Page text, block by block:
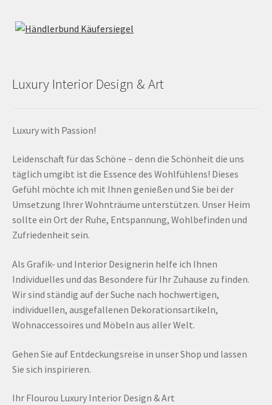
Luxury Interior Design & Art
Luxury with Passion!
Leidenschaft für das Schöne – denn die Schönheit die uns
täglich umgibt ist die Essence des Wohlfühlens! Dieses
Gefühl möchte ich mit Ihnen genießen und Sie bei der
Umsetzung Ihrer Wohnträume unterstützen. Unser Heim
sollte ein Ort der Ruhe, Entspannung, Wohlbefinden und
Zufriedenheit sein.
Als Grafik- und Interior Designerin helfe ich Ihnen
Individuelles und das Besondere für Ihr Zuhause zu finden.
Wir sind ständig auf der Suche nach hochwertigen,
individuellen, ausgefallenen Dekorationsartikeln,
Wohnaccessoires und Möbeln aus aller Welt.
Gehen Sie auf Entdeckungsreise in unser Shop und lassen
Sie sich inspirieren.
Ihr Flourou Luxury Interior Design & Art